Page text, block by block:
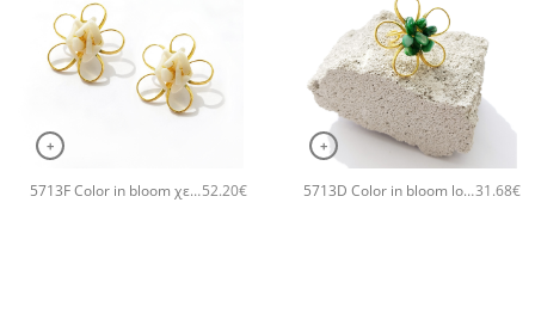
+
5713F Color in bloom χειροποίητα σκουλαρίκια Catherine bijoux Άσπρο52.20€
+
5713D Color in bloom long χειροποίητο δαχτυλιδι Catherine bijoux Πράσινο31.68€